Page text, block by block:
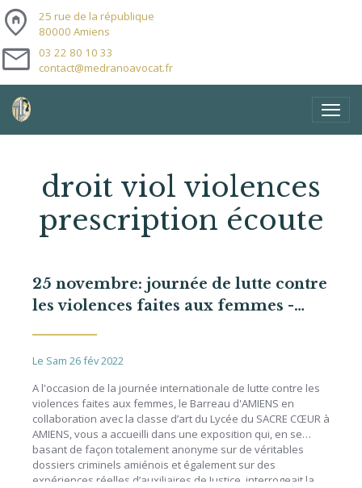
home_pin
25 rue de la république
80000 Amiens
mail
03 22 80 10 33
contact@medranoavocat.fr
droit viol violences
prescription écoute
25 novembre: journée de lutte contre
les violences faites aux femmes -
Le Sam 26 fév 2022
A l'occasion de la journée internationale de lutte contre les
violences faites aux femmes, le Barreau d'AMIENS en
collaboration avec la classe d’art du Lycée du SACRE CŒUR à
AMIENS, vous a accueilli dans une exposition qui, en se
basant de façon totalement anonyme sur de véritables
dossiers criminels amiénois et également sur des
expériences réelles d’auxiliaires de Justice, interrogeait la